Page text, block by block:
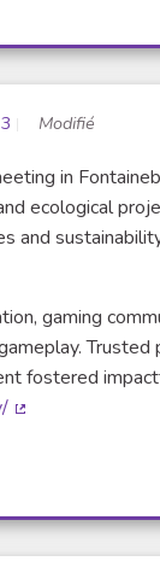
Modifié
in
ecological
and
gaming
fostered